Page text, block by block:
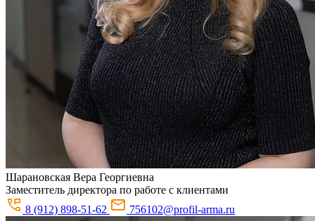
Шарановская Вера Георгиевна
Заместитель директора по работе с клиентами
8 (912) 898-51-62
756102@profil-arma.ru